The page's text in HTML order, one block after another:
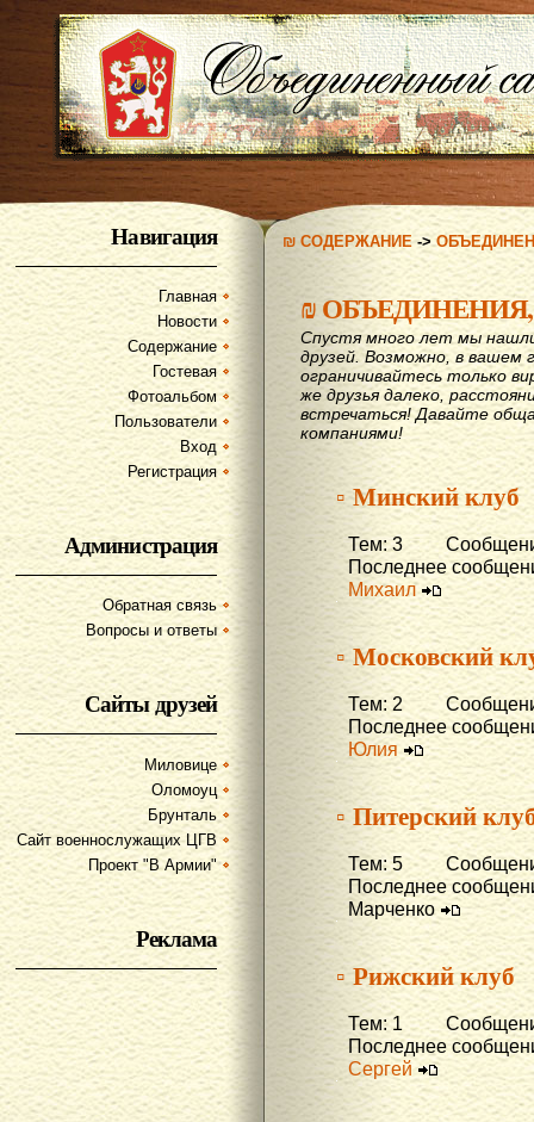
Навигация
Главная
Новости
Содержание
Гостевая
Фотоальбом
Пользователи
Вход
Регистрация
Администрация
Обратная связь
Вопросы и ответы
Сайты друзей
Миловице
Оломоуц
Брунталь
Сайт военнослужащих ЦГВ
Проект "В Армии"
Реклама
₪ СОДЕРЖАНИЕ->
₪
Спустя много лет мы
друзей. Возможно, в вашем
ограничивайтесь только
же друзья далеко,
вcтречаться! Давайте
компаниями!
▫ Минский клуб
Тем: 3
Последнее
Михаил
▫ Московский
Тем: 2
Последнее
Юлия
▫ Питерский
Тем: 5
Последнее
Марченко
▫ Рижский клуб
Тем: 1
Последнее
Сергей